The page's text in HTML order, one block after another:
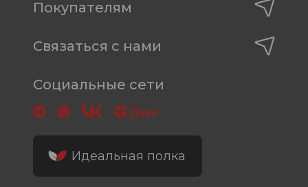
Покупателям
Связаться с нами
Социальные сети
Идеальная полка